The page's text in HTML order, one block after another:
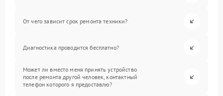
От чего зависит срок ремонта техники?
Диагностика проводится бесплатно?
Может ли вместо меня принять устройство
после ремонта другой человек, контактный
телефон которого я предоставлю?